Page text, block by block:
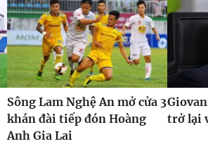
Sông Lam Nghệ An mở cửa 3
khán đài tiếp đón Hoàng
Anh Gia Lai
trở lại